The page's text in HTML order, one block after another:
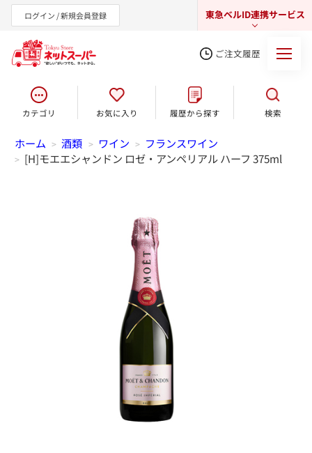
ログイン / 新規会員登録 東急ベルID連携サービス
東急オンラインショップ
ご注文履歴
カテゴリ お気に入り 履歴から探す 検索
ホーム > 酒類 > ワイン > フランスワイン
> [H]モエエシャンドン ロゼ・アンペリアル ハーフ 375ml